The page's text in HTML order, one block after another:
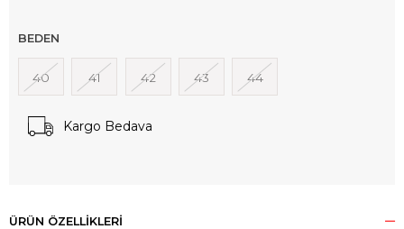
BEDEN
40 41 42 43 44
Kargo Bedava
ÜRÜN ÖZELLIKLERI